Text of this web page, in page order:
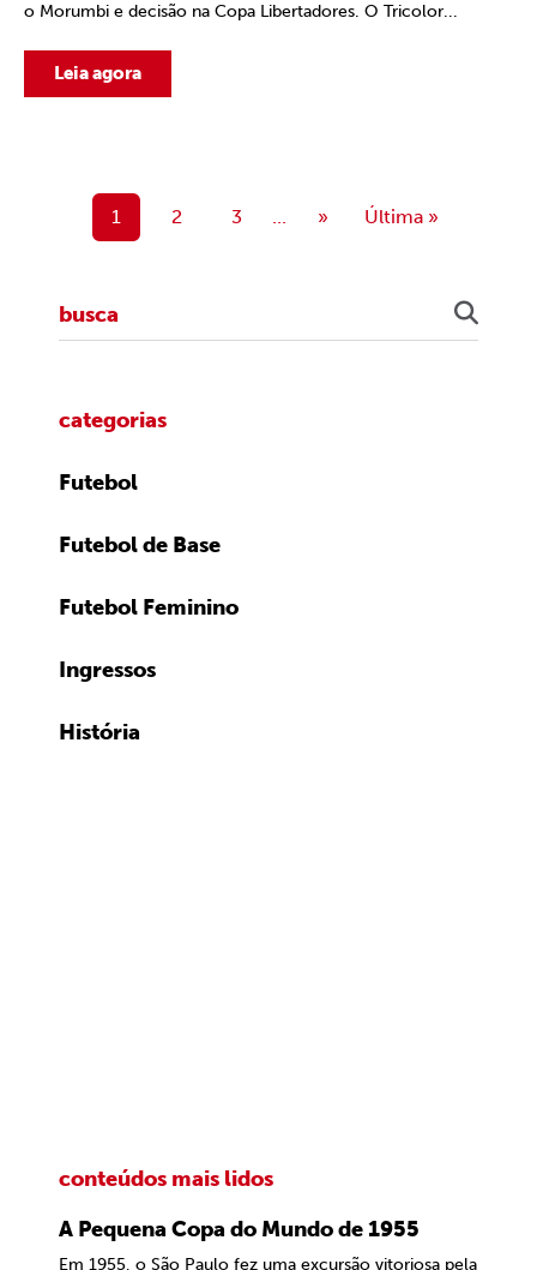
o Morumbi e decisão na Copa Libertadores. O Tricolor...
Leia agora
1 2 3 ... » Última »
categorias
Futebol
Futebol de Base
Futebol Feminino
Ingressos
História
conteúdos mais lidos
A Pequena Copa do Mundo de 1955
Em 1955, o São Paulo fez uma excursão vitoriosa pela